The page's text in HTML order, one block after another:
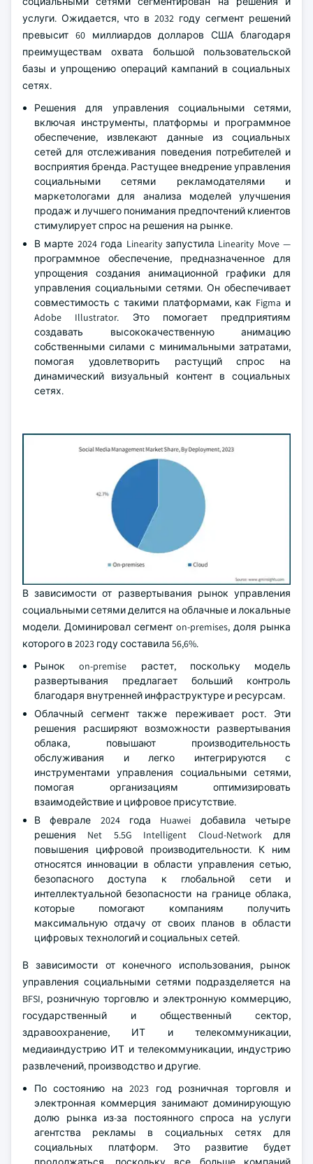
услуги. Ожидается, что в 2032 году сегмент решений
превысит 60 миллиардов долларов США благодаря
преимуществам охвата большой пользовательской
базы и упрощению операций кампаний в социальных
сетях.
Решения для управления социальными сетями,
включая инструменты, платформы и программное
обеспечение, извлекают данные из социальных
сетей для отслеживания поведения потребителей и
восприятия бренда. Растущее внедрение управления
социальными сетями рекламодателями и
маркетологами для анализа моделей улучшения
продаж и лучшего понимания предпочтений клиентов
стимулирует спрос на решения на рынке.
В марте 2024 года Linearity запустила Linearity Move —
программное обеспечение, предназначенное для
упрощения создания анимационной графики для
управления социальными сетями. Он обеспечивает
совместимость с такими платформами, как Figma и
Adobe Illustrator. Это помогает предприятиям
создавать высококачественную анимацию
собственными силами с минимальными затратами,
помогая удовлетворить растущий спрос на
динамический визуальный контент в социальных
сетях.
В зависимости от развертывания рынок управления
социальными сетями делится на облачные и локальные
модели. Доминировал сегмент on-premises, доля рынка
которого в 2023 году составила 56,6%.
Рынок on-premise растет, поскольку модель
развертывания предлагает больший контроль
благодаря внутренней инфраструктуре и ресурсам.
Облачный сегмент также переживает рост. Эти
решения расширяют возможности развертывания
облака, повышают производительность
обслуживания и легко интегрируются с
инструментами управления социальными сетями,
помогая организациям оптимизировать
взаимодействие и цифровое присутствие.
В феврале 2024 года Huawei добавила четыре
решения Net 5.5G Intelligent Cloud-Network для
повышения цифровой производительности. К ним
относятся инновации в области управления сетью,
безопасного доступа к глобальной сети и
интеллектуальной безопасности на границе облака,
которые помогают компаниям получить
максимальную отдачу от своих планов в области
цифровых технологий и социальных сетей.
В зависимости от конечного использования, рынок
управления социальными сетями подразделяется на
BFSI, розничную торговлю и электронную коммерцию,
государственный и общественный сектор,
здравоохранение, ИТ и телекоммуникации,
медиаиндустрию ИТ и телекоммуникации, индустрию
развлечений, производство и другие.
По состоянию на 2023 год розничная торговля и
электронная коммерция занимают доминирующую
долю рынка из-за постоянного спроса на услуги
агентства рекламы в социальных сетях для
социальных платформ. Это развитие будет